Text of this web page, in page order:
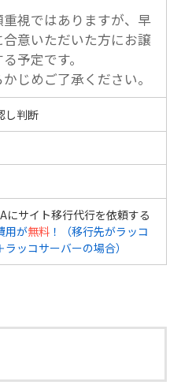
重視ではありますが、早
合意いただいた方にお譲
予定です。
かじめご了承ください。
し判断
にサイト移行代行を依頼する
用が無料！（移行先がラッコ
ラッコサーバーの場合）